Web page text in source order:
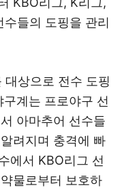
들의 도핑을 관리
상으로 전수 도핑
계는 프로야구 선
아마추어 선수들
려지며 충격에 빠
에서 KBO리그 선
물로부터 보호하